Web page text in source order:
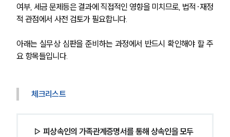
여부, 세금 문제등은 결과에 직접적인 영향을 미치므로, 법적·재정
적 관점에서 사전 검토가 필요합니다.
아래는 실무상 심판을 준비하는 과정에서 반드시 확인해야 할 주
요 항목들입니다.
체크리스트
▷ 피상속인의 가족관계증명서를 통해 상속인을 모두